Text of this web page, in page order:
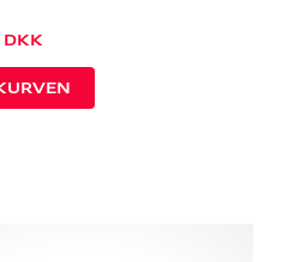
DKK